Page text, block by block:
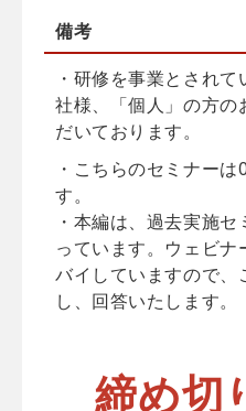
備考
・研修を事業とされ
社様、「個人」の方の
だいております。
・こちらのセミナー
す。
・本編は、過去実施
っています。ウェビ
バイしていますので、
し、回答いたします。
締め切